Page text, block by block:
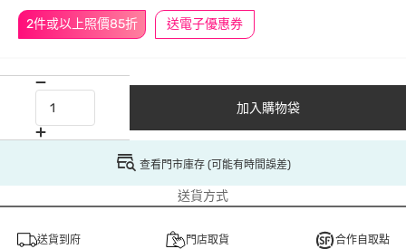
2件或以上照價85折 送電子優惠券
加入購物袋
查看門市庫存 (可能有時間誤差)
送貨方式
送貨到府 門店取貨 合作自取點